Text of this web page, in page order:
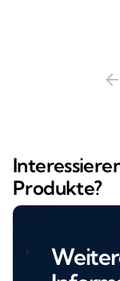
arrow_back
Produkte?